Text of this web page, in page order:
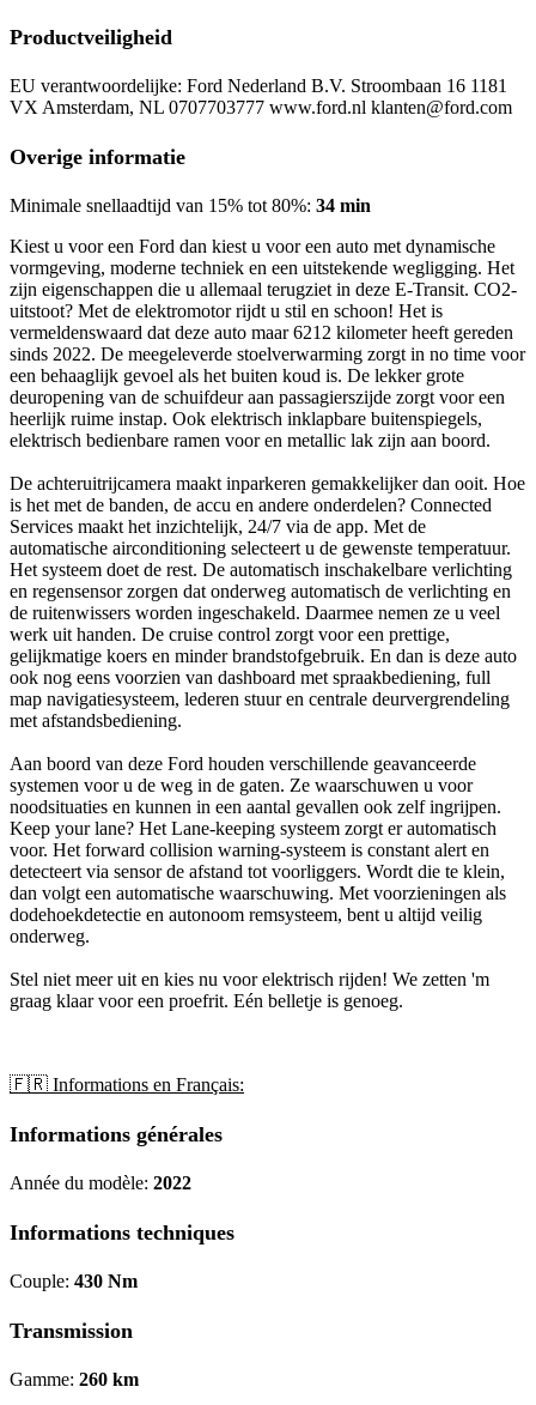
Productveiligheid
EU verantwoordelijke: Ford Nederland B.V. Stroombaan 16 1181
VX Amsterdam, NL 0707703777 www.ford.nl klanten@ford.com
Overige informatie
Minimale snellaadtijd van 15% tot 80%: 34 min
Kiest u voor een Ford dan kiest u voor een auto met dynamische
vormgeving, moderne techniek en een uitstekende wegligging. Het
zijn eigenschappen die u allemaal terugziet in deze E-Transit. CO2-
uitstoot? Met de elektromotor rijdt u stil en schoon! Het is
vermeldenswaard dat deze auto maar 6212 kilometer heeft gereden
sinds 2022. De meegeleverde stoelverwarming zorgt in no time voor
een behaaglijk gevoel als het buiten koud is. De lekker grote
deuropening van de schuifdeur aan passagierszijde zorgt voor een
heerlijk ruime instap. Ook elektrisch inklapbare buitenspiegels,
elektrisch bedienbare ramen voor en metallic lak zijn aan boord.
De achteruitrijcamera maakt inparkeren gemakkelijker dan ooit. Hoe
is het met de banden, de accu en andere onderdelen? Connected
Services maakt het inzichtelijk, 24/7 via de app. Met de
automatische airconditioning selecteert u de gewenste temperatuur.
Het systeem doet de rest. De automatisch inschakelbare verlichting
en regensensor zorgen dat onderweg automatisch de verlichting en
de ruitenwissers worden ingeschakeld. Daarmee nemen ze u veel
werk uit handen. De cruise control zorgt voor een prettige,
gelijkmatige koers en minder brandstofgebruik. En dan is deze auto
ook nog eens voorzien van dashboard met spraakbediening, full
map navigatiesysteem, lederen stuur en centrale deurvergrendeling
met afstandsbediening.
Aan boord van deze Ford houden verschillende geavanceerde
systemen voor u de weg in de gaten. Ze waarschuwen u voor
noodsituaties en kunnen in een aantal gevallen ook zelf ingrijpen.
Keep your lane? Het Lane-keeping systeem zorgt er automatisch
voor. Het forward collision warning-systeem is constant alert en
detecteert via sensor de afstand tot voorliggers. Wordt die te klein,
dan volgt een automatische waarschuwing. Met voorzieningen als
dodehoekdetectie en autonoom remsysteem, bent u altijd veilig
onderweg.
Stel niet meer uit en kies nu voor elektrisch rijden! We zetten 'm
graag klaar voor een proefrit. Eén belletje is genoeg.
🇫🇷 Informations en Français:
Informations générales
Année du modèle: 2022
Informations techniques
Couple: 430 Nm
Transmission
Gamme: 260 km